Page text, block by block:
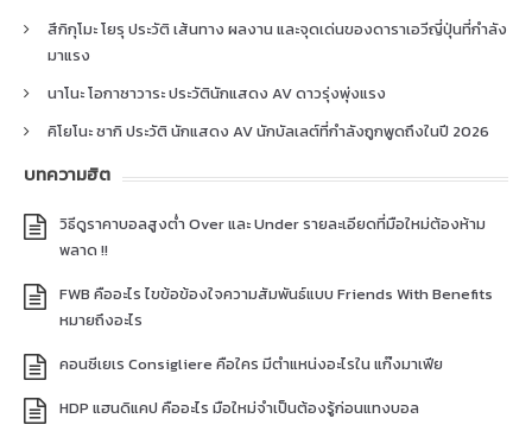
สึกิกุโมะ โยรุ ประวัติ เส้นทาง ผลงาน และจุดเด่นของดาราเอวีญี่ปุ่นที่กำลัง
มาแรง
นาโนะ โอกาซาวาระ ประวัตินักแสดง AV ดาวรุ่งพุ่งแรง
คิโยโนะ ซากิ ประวัติ นักแสดง AV นักบัลเลต์ที่กำลังถูกพูดถึงในปี 2026
บทความฮิต
วิธีดูราคาบอลสูงต่ำ Over และ Under รายละเอียดที่มือใหม่ต้องห้าม
พลาด !!
FWB คืออะไร ไขข้อข้องใจความสัมพันธ์แบบ Friends With Benefits
หมายถึงอะไร
คอนซีเยเร Consigliere คือใคร มีตำแหน่งอะไรใน แก๊งมาเฟีย
HDP แฮนดิแคป คืออะไร มือใหม่จำเป็นต้องรู้ก่อนแทงบอล